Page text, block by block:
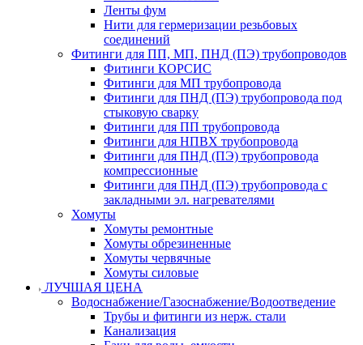
Ленты фум
Нити для гермеризации резьбовых
соединений
Фитинги для ПП, МП, ПНД (ПЭ) трубопроводов
Фитинги КОРСИС
Фитинги для МП трубопровода
Фитинги для ПНД (ПЭ) трубопровода под
стыковую сварку
Фитинги для ПП трубопровода
Фитинги для НПВХ трубопровода
Фитинги для ПНД (ПЭ) трубопровода
компрессионные
Фитинги для ПНД (ПЭ) трубопровода с
закладными эл. нагревателями
Хомуты
Хомуты ремонтные
Хомуты обрезиненные
Хомуты червячные
Хомуты силовые
ЛУЧШАЯ ЦЕНА
Водоснабжение/Газоснабжение/Водоотведение
Трубы и фитинги из нерж. стали
Канализация